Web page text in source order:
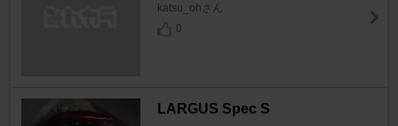
katsu_ohさん
0
LARGUS Spec S